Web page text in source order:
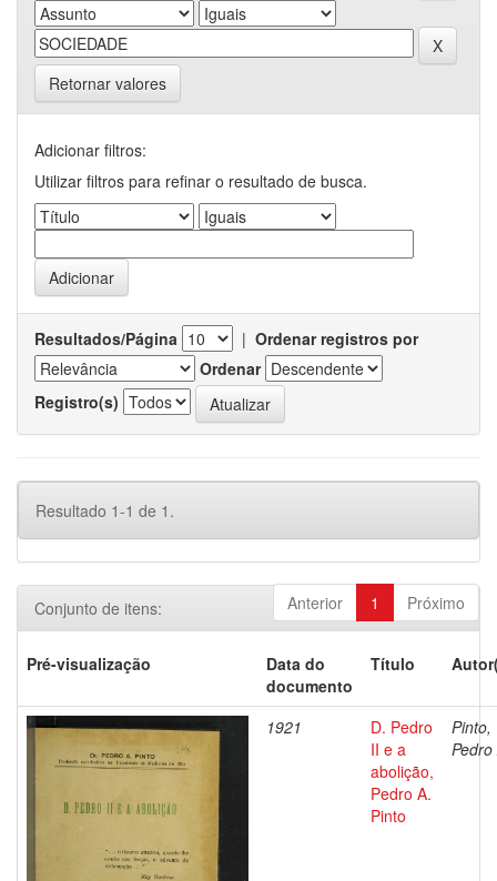
Retornar valores
Adicionar filtros:
Utilizar filtros para refinar o resultado de busca.
Resultados/Página | Ordenar registros por
Ordenar
Registro(s)
Resultado 1-1 de 1.
Anterior 1 Próximo
Conjunto de itens:
Pré-visualização
Data do
documento
Título
1921
D. Pedro
II e a
abolição,
Pedro A.
Pinto
Pinto,
Pedro